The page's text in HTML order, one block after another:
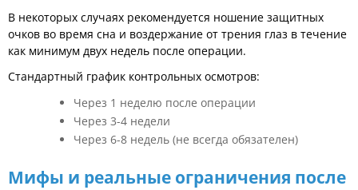
В некоторых случаях рекомендуется ношение защитных
очков во время сна и воздержание от трения глаз в течение
как минимум двух недель после операции.
Стандартный график контрольных осмотров:
Через 1 неделю после операции
Через 3-4 недели
Через 6-8 недель (не всегда обязателен)
Мифы и реальные ограничения после